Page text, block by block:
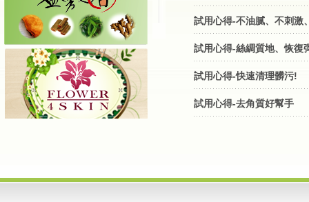
試用心得-不油膩、不刺激
試用心得-絲綢質地、恢復
試用心得-快速清理髒污!
試用心得-去角質好幫手